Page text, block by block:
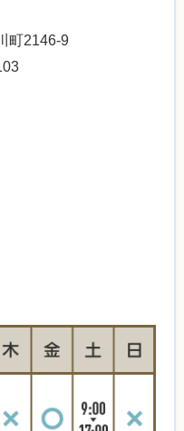
町2146-9